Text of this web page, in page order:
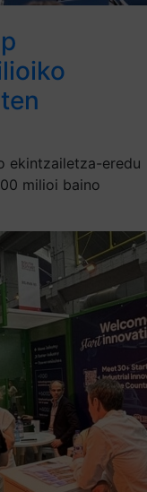
ekintzailetza-eredu
milioi baino